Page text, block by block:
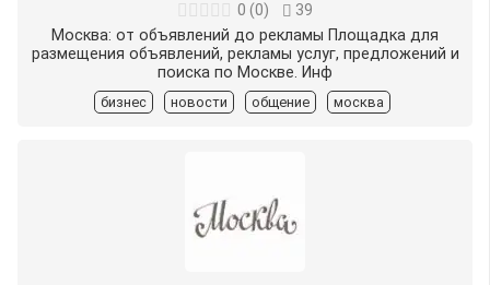
0 (0)
39
Москва: от объявлений до рекламы Площадка для
размещения объявлений, рекламы услуг, предложений и
поиска по Москве. Инф
бизнес новости общение москва